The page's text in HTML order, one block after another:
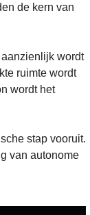
de kern van
wordt
ruimte wordt
wordt het
stap vooruit.
van autonome